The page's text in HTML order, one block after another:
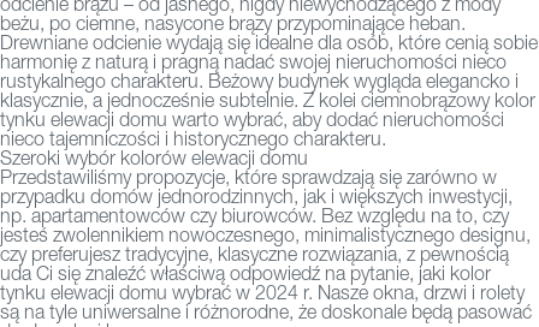
beżu, po ciemne, nasycone brązy przypominające heban.
Drewniane odcienie wydają się idealne dla osób, które cenią sobie
harmonię z naturą i pragną nadać swojej nieruchomości nieco
rustykalnego charakteru. Beżowy budynek wygląda elegancko i
klasycznie, a jednocześnie subtelnie. Z kolei ciemnobrązowy kolor
tynku elewacji domu warto wybrać, aby dodać nieruchomości
nieco tajemniczości i historycznego charakteru.
Szeroki wybór kolorów elewacji domu
Przedstawiliśmy propozycje, które sprawdzają się zarówno w
przypadku domów jednorodzinnych, jak i większych inwestycji,
np. apartamentowców czy biurowców. Bez względu na to, czy
jesteś zwolennikiem nowoczesnego, minimalistycznego designu,
czy preferujesz tradycyjne, klasyczne rozwiązania, z pewnością
uda Ci się znaleźć właściwą odpowiedź na pytanie, jaki kolor
tynku elewacji domu wybrać w 2024 r. Nasze okna, drzwi i rolety
są na tyle uniwersalne i różnorodne, że doskonale będą pasować